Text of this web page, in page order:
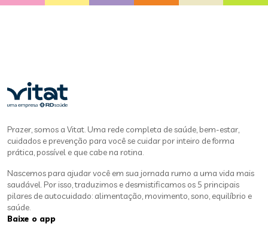
Prazer, somos a Vitat. Uma rede completa de saúde, bem-estar,
cuidados e prevenção para você se cuidar por inteiro de forma
prática, possível e que cabe na rotina.
Nascemos para ajudar você em sua jornada rumo a uma vida mais
saudável. Por isso, traduzimos e desmistificamos os 5 principais
pilares de autocuidado: alimentação, movimento, sono, equilíbrio e
saúde.
Baixe o app